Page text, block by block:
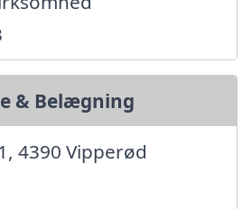
& Belægning
4390 Vipperød